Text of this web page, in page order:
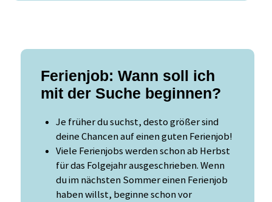
Ferienjob: Wann soll ich
mit der Suche beginnen?
Je früher du suchst, desto größer sind
deine Chancen auf einen guten Ferienjob!
Viele Ferienjobs werden schon ab Herbst
für das Folgejahr ausgeschrieben. Wenn
du im nächsten Sommer einen Ferienjob
haben willst, beginne schon vor